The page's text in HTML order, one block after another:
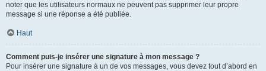
noter que les utilisateurs normaux ne peuvent pas supprimer leur propre
message si une réponse a été publiée.
Haut
Comment puis-je insérer une signature à mon message ?
Pour insérer une signature à un de vos messages, vous devez tout d’abord en